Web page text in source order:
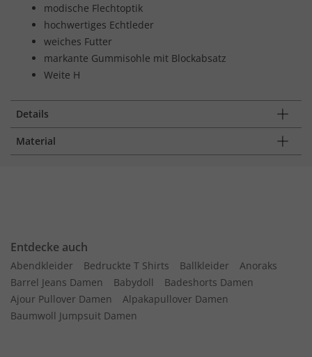
modische Flechtoptik
hochwertiges Echtleder
weiches Futter
markante Gummisohle mit Blockabsatz
Weite H
Details
Material
Entdecke auch
Abendkleider Bedruckte T Shirts Ballkleider
Anoraks
Barrel Jeans Damen
Babydoll
Badeshorts Damen
Ajour Pullover Damen
Alpakapullover Damen
Baumwoll Jumpsuit Damen